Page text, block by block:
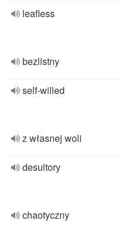
leafless
bezlistny
self-willed
z własnej woli
desultory
chaotyczny